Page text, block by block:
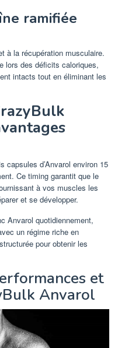
ramifiée
à la récupération musculaire.
lors des déficits caloriques,
intacts tout en éliminant les
capsules d’Anvarol environ 15
Ce timing garantit que le
à vos muscles les
et se développer.
Anvarol quotidiennement,
un régime riche en
pour obtenir les
et
Anvarol